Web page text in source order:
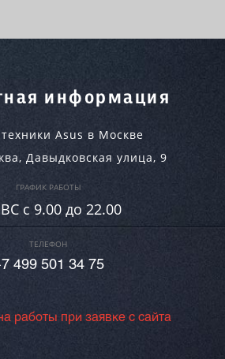
информация
Asus в Москве
, Давыдковская улица, 9
ГРАФИК РАБОТЫ
c 9.00 до 22.00
ТЕЛЕФОН
499 501 34 75
работы при заявке с сайта